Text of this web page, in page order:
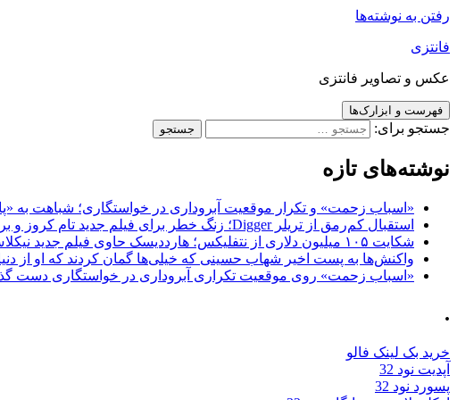
رفتن به نوشته‌ها
فانتزی
عکس و تصاویر فانتزی
فهرست و ابزارک‌ها
جستجو برای:
نوشته‌های تازه
«اسباب زحمت» و تکرار موقعیت آبروداری در خواستگاری؛ شباهت به «پایتخت7» و چرخش بر
استقبال کم‌رمق از تریلر Digger؛ زنگ خطر برای فیلم جدید تام کروز و برادران وارنر
شکایت ۱۰۵ میلیون دلاری از نتفلیکس؛ هارددیسک حاوی فیلم جدید نیکلاس کیج به سرقت رفت
واکنش‌ها به پست اخیر شهاب حسینی که خیلی‌ها گمان کردند که او از
«اسباب زحمت» روی موقعیت تکراری آبروداری در خواستگاری دست گذاشته دقیقا
.
خرید بک لینک فالو
آپدیت نود 32
پسورد نود 32